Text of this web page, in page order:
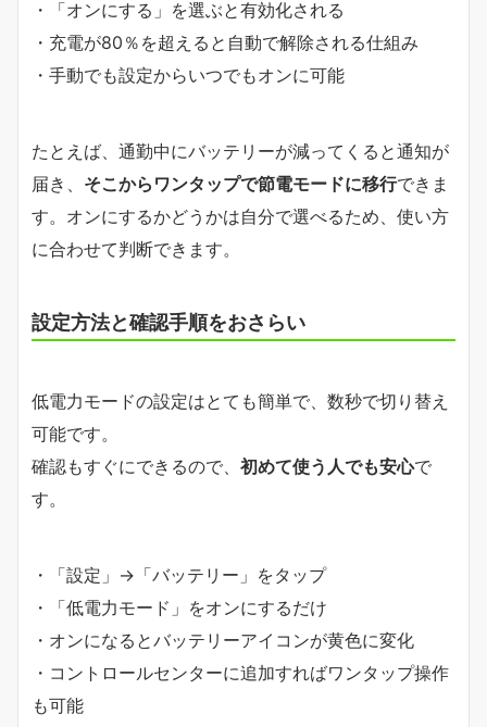
・「オンにする」を選ぶと有効化される
・充電が80％を超えると自動で解除される仕組み
・手動でも設定からいつでもオンに可能
たとえば、通勤中にバッテリーが減ってくると通知が
届き、 そこからワンタップで節電モードに移行できま
す。オンにするかどうかは自分で選べるため、使い方
に合わせて判断できます。
設定方法と確認手順をおさらい
低電力モードの設定はとても簡単で、数秒で切り替え
可能です。
確認もすぐにできるので、 初めて使う人でも安心で
す。
・「設定」→「バッテリー」をタップ
・「低電力モード」をオンにするだけ
・オンになるとバッテリーアイコンが黄色に変化
・コントロールセンターに追加すればワンタップ操作
も可能